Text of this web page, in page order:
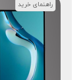
راهنمای خرید